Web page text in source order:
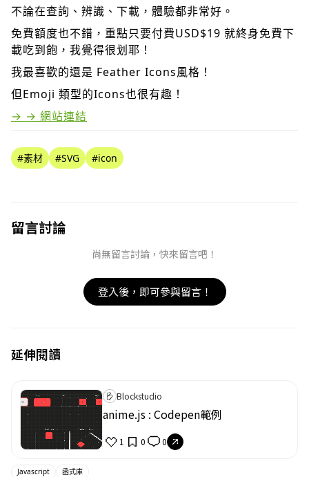
不論在查詢、辨識、下載，體驗都非常好。
免費額度也不錯，重點只要付費USD$19 就終身免費下
載吃到飽，我覺得很划耶！
我最喜歡的還是 Feather Icons風格！
但Emoji 類型的Icons也很有趣！
→ → 網站連結
#素材 #SVG #icon
留言討論
尚無留言討論，快來留言吧！
登入後，即可參與留言！
延伸閱讀
Blockstudio
anime.js : Codepen範例
1 0 0
Javascript 函式庫